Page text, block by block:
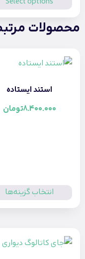
محصولات
استند ایستاده
8.400.000تومان
انتخاب گزینه‌ها